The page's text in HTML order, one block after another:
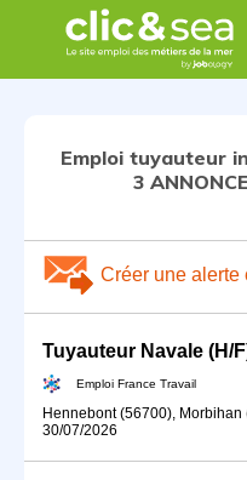
Emploi tuyauteur
3
Créer une alerte
Tuyauteur Navale (H/
Emploi France Travail
Hennebont (56700), Morbihan
30/07/2026